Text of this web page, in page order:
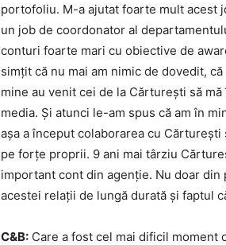
portofoliu. M-a ajutat foarte mult acest
un job de coordonator al
conturi foarte mari cu obiective de
simțit că nu mai am nimic de dovedit,
mine au venit cei de la Cărturești să
media. Și atunci le-am spus că am în
așa a început colaborarea cu
pe forțe proprii. 9 ani mai târziu
important cont din agenție. Nu doar
acestei relații de lungă durată și faptul
C&B: Care a fost cel mai dificil moment